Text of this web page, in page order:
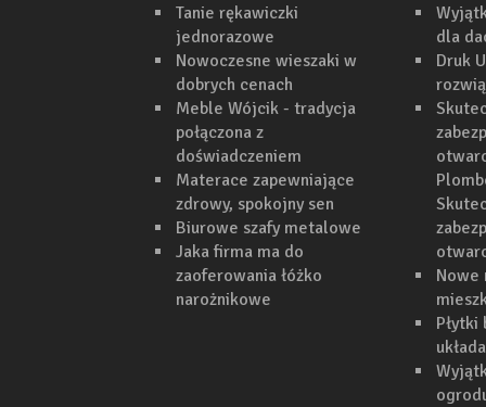
Tanie rękawiczki
jednorazowe
Nowoczesne wieszaki w
dobrych cenach
Meble Wójcik - tradycja
połączona z
doświadczeniem
Materace zapewniające
zdrowy, spokojny sen
Biurowe szafy metalowe
Jaka firma ma do
zaoferowania łóżko
narożnikowe
dla
Druk
Nowe